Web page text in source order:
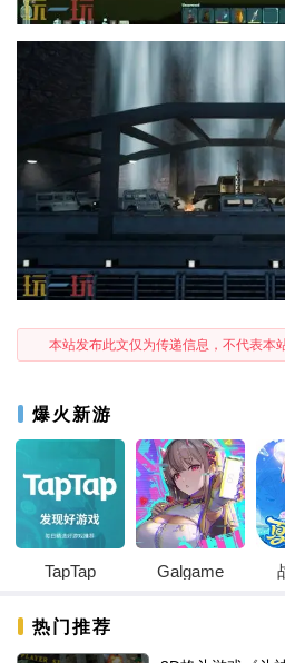
本站发布此文仅为传递信息，不代表本
爆火新游
TapTap Galgame
热门推荐